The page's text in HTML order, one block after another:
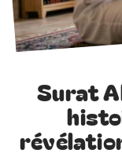
Surat